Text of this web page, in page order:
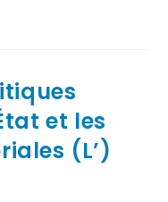
et les
(L’)